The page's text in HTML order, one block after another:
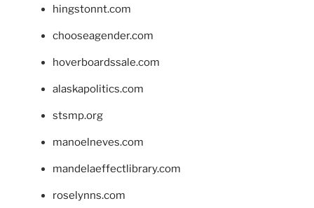
hingstonnt.com
chooseagender.com
hoverboardssale.com
alaskapolitics.com
stsmp.org
manoelneves.com
mandelaeffectlibrary.com
roselynns.com